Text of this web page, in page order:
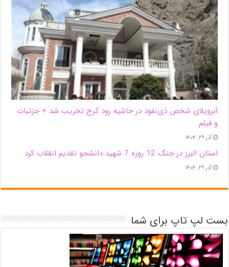
اَبَر‌ویلای شخص ذی‌نفوذ در حاشیه‌ رود کرج تخریب شد + جزئیات
و فیلم
آذر ۲۹, ۱۴۰۴
استان البرز در جنگ 12 روزه 7 شهید دانشجو تقدیم انقلاب کرد
آذر ۲۹, ۱۴۰۴
بست لپ تاپ برای شما